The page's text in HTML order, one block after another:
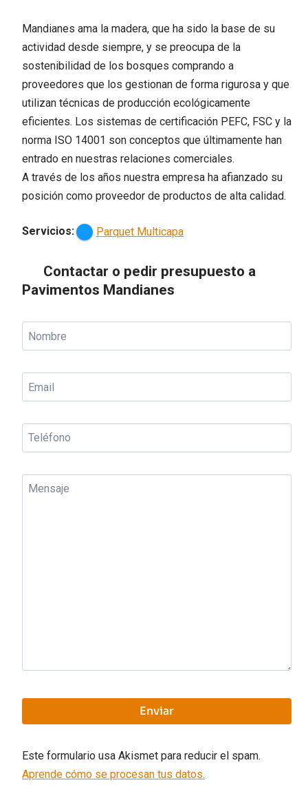
Mandianes ama la madera, que ha sido la base de su
actividad desde siempre, y se preocupa de la
sostenibilidad de los bosques comprando a
proveedores que los gestionan de forma rigurosa y que
utilizan técnicas de producción ecológicamente
eficientes. Los sistemas de certificación PEFC, FSC y la
norma ISO 14001 son conceptos que últimamente han
entrado en nuestras relaciones comerciales.
A través de los años nuestra empresa ha afianzado su
posición como proveedor de productos de alta calidad.
Servicios: Parquet Multicapa
Contactar o pedir presupuesto a
Pavimentos Mandianes
Este formulario usa Akismet para reducir el spam.
Aprende cómo se procesan tus datos.